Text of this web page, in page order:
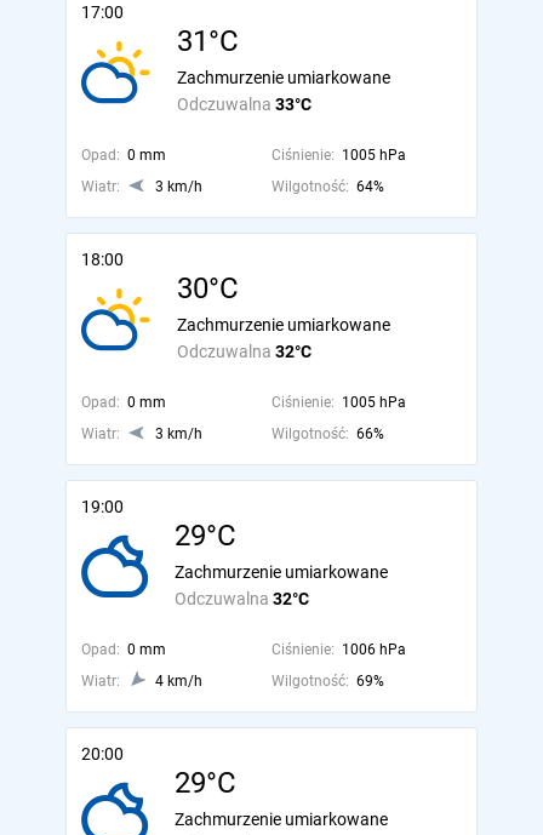
17:00
31°C
Odczuwalna 33°C
Zachmurzenie umiarkowane
Opad: 0 mm Ciśnienie: 1005 hPa
Wiatr:
3 km/h Wilgotność: 64%
18:00
30°C
Odczuwalna 32°C
Zachmurzenie umiarkowane
Opad: 0 mm Ciśnienie: 1005 hPa
Wiatr:
3 km/h Wilgotność: 66%
19:00
29°C
Odczuwalna 32°C
Zachmurzenie umiarkowane
Opad: 0 mm Ciśnienie: 1006 hPa
Wiatr:
4 km/h Wilgotność: 69%
20:00
29°C
Zachmurzenie umiarkowane